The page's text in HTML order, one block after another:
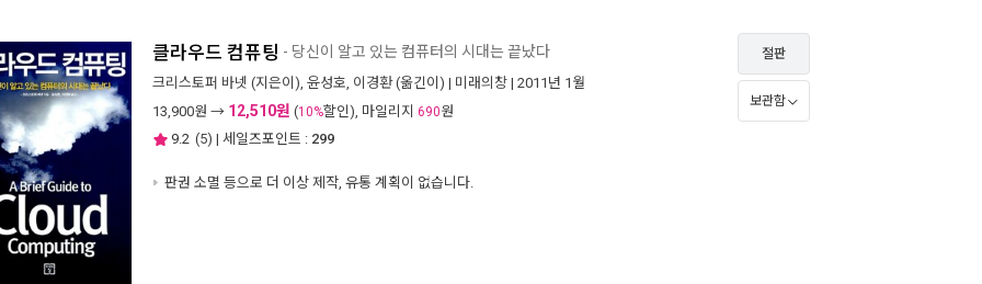
클라우드 컴퓨팅 - 당신이 알고 있는 컴퓨터의 시대는 끝났다
크리스토퍼 바넷 (지은이), 윤성호, 이경환(옮긴이) | 미래의창 | 2011년 1월
13,900원 → 12,510원 (10%할인), 마일리지 690원
9.2 (5) | 세일즈포인트 : 299
판권 소멸 등으로 더 이상 제작, 유통 계획이 없습니다.
절판
보관함